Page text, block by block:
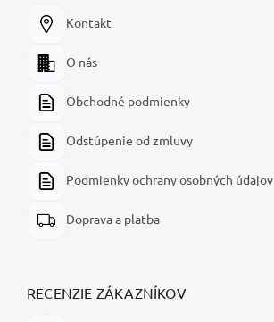
Kontakt
O nás
Obchodné podmienky
Odstúpenie od zmluvy
Podmienky ochrany osobných údajov
Doprava a platba
RECENZIE ZÁKAZNÍKOV